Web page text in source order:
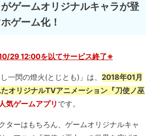
ゲームオリジナルキャラが登
ゲーム化！
29 12:00を以てサービス終了※
一閃の燈火(とじとも)」は、 2018年01月
オリジナルTVアニメーション『刀使ノ巫
人気ゲームアプリ です。
ターはもちろん、ゲームオリジナルキャ